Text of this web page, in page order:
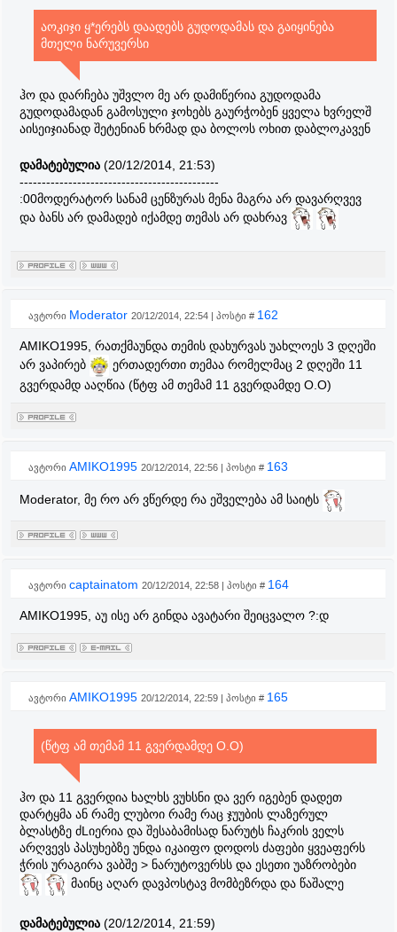
აოკიჯი ყ*ერებს დაადებს გუდოდამას და გაიყინება
მთელი ნარუვერსი
ჰო და დარჩება უშვლო მე არ დამიწერია გუდოდამა
გუდოდამადან გამოსული ჯოხებს გაურჭობენ ყველა ხვრელშ
აისეიჯიანად შეტენიან ხრმად და ბოლოს ოხით დაბლოკავენ
დამატებულია (20/12/2014, 21:53)
---------------------------------------------
:00მოდერატორ სანამ ცენზურას მენა მაგრა არ დავარღვევ
და ბანს არ დამადებ იქამდე თემას არ დახრავ
ავტორი Moderator 20/12/2014, 22:54 | პოსტი # 162
AMIKO1995, რათქმაუნდა თემის დახურვას უახლოეს 3 დღეში
არ ვაპირებ
ერთადერთი თემაა რომელმაც 2 დღეში 11
გვერდამდ ააღწია (წტფ ამ თემამ 11 გვერდამდე O.O)
ავტორი AMIKO1995 20/12/2014, 22:56 | პოსტი # 163
Moderator, მე რო არ ვწერდე რა ეშველება ამ საიტს
ავტორი captainatom 20/12/2014, 22:58 | პოსტი # 164
AMIKO1995, აუ ისე არ გინდა ავატარი შეიცვალო ?:დ
ავტორი AMIKO1995 20/12/2014, 22:59 | პოსტი # 165
(წტფ ამ თემამ 11 გვერდამდე O.O)
ჰო და 11 გვერდია ხალხს ვუხსნი და ვერ იგებენ დადეთ
დარტყმა ან რამე ლუბოი რამე რაც ჯუუბის ლაზერულ
ბლასტზე ძLიერია და შესაბამისად ნარუტს ჩაკრის ველს
არღვევს პასუხებზე უნდა იკაიფო დოდოს ძაფები ყვეაფერს
ჭრის ურაგირა ვაბშე > ნარუტოვერსს და ესეთი უაზრობები
მაინც აღარ დავპოსტავ მომბეზრდა და წაშალე
დამატებულია (20/12/2014, 21:59)